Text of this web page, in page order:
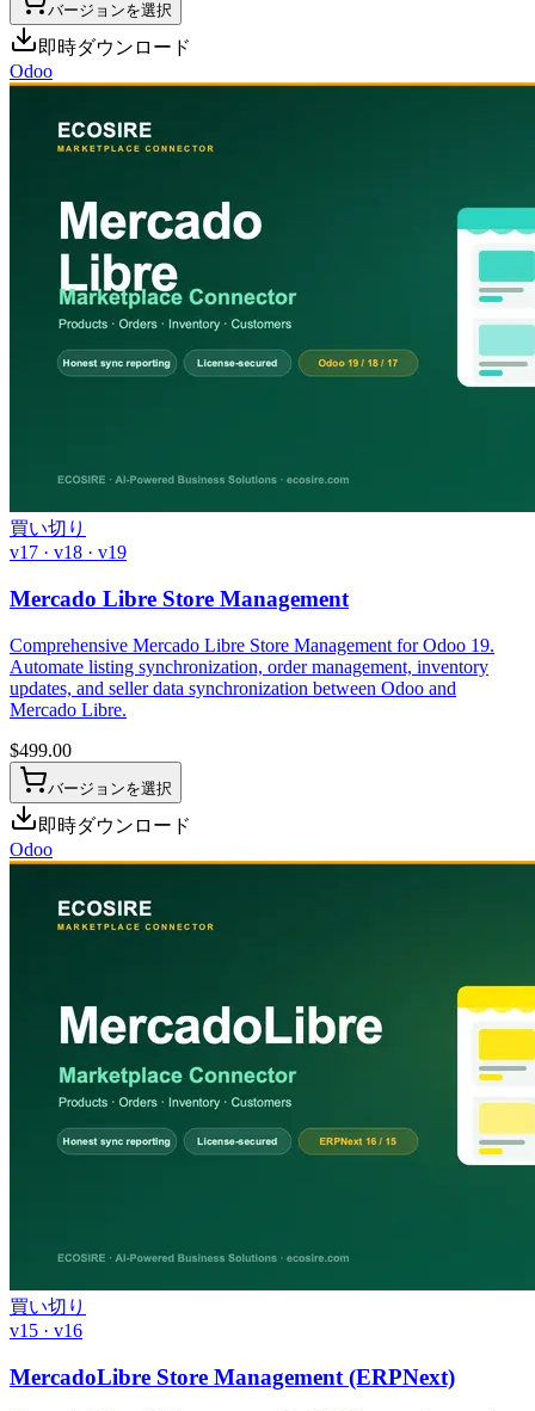
バージョンを選択
即時ダウンロード
Odoo
買い切り
v17 · v18 · v19
Mercado Libre Store Management
Comprehensive Mercado Libre Store Management for Odoo 19.
Automate listing synchronization, order management, inventory
updates, and seller data synchronization between Odoo and
Mercado Libre.
$499.00
バージョンを選択
即時ダウンロード
Odoo
買い切り
v15 · v16
MercadoLibre Store Management (ERPNext)